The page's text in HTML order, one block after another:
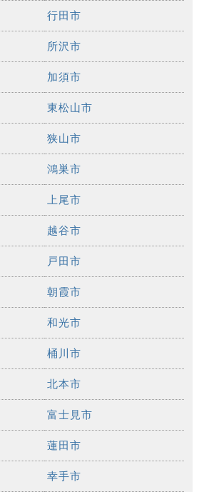
行田市
所沢市
加須市
東松山市
狭山市
鴻巣市
上尾市
越谷市
戸田市
朝霞市
和光市
桶川市
北本市
富士見市
蓮田市
幸手市